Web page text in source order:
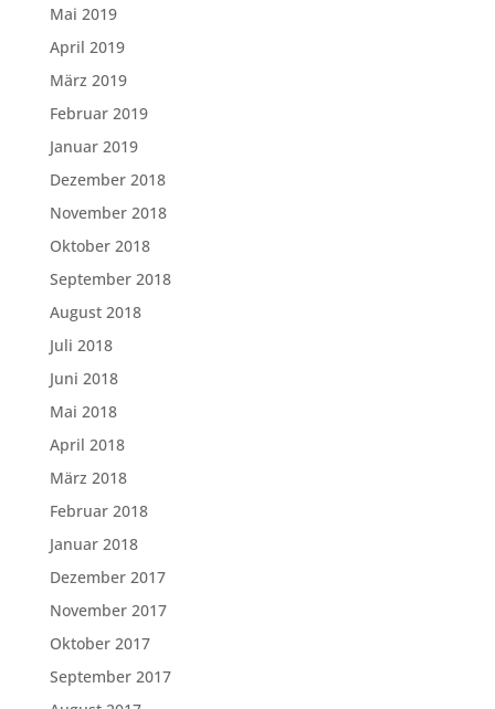
Mai 2019
April 2019
März 2019
Februar 2019
Januar 2019
Dezember 2018
November 2018
Oktober 2018
September 2018
August 2018
Juli 2018
Juni 2018
Mai 2018
April 2018
März 2018
Februar 2018
Januar 2018
Dezember 2017
November 2017
Oktober 2017
September 2017